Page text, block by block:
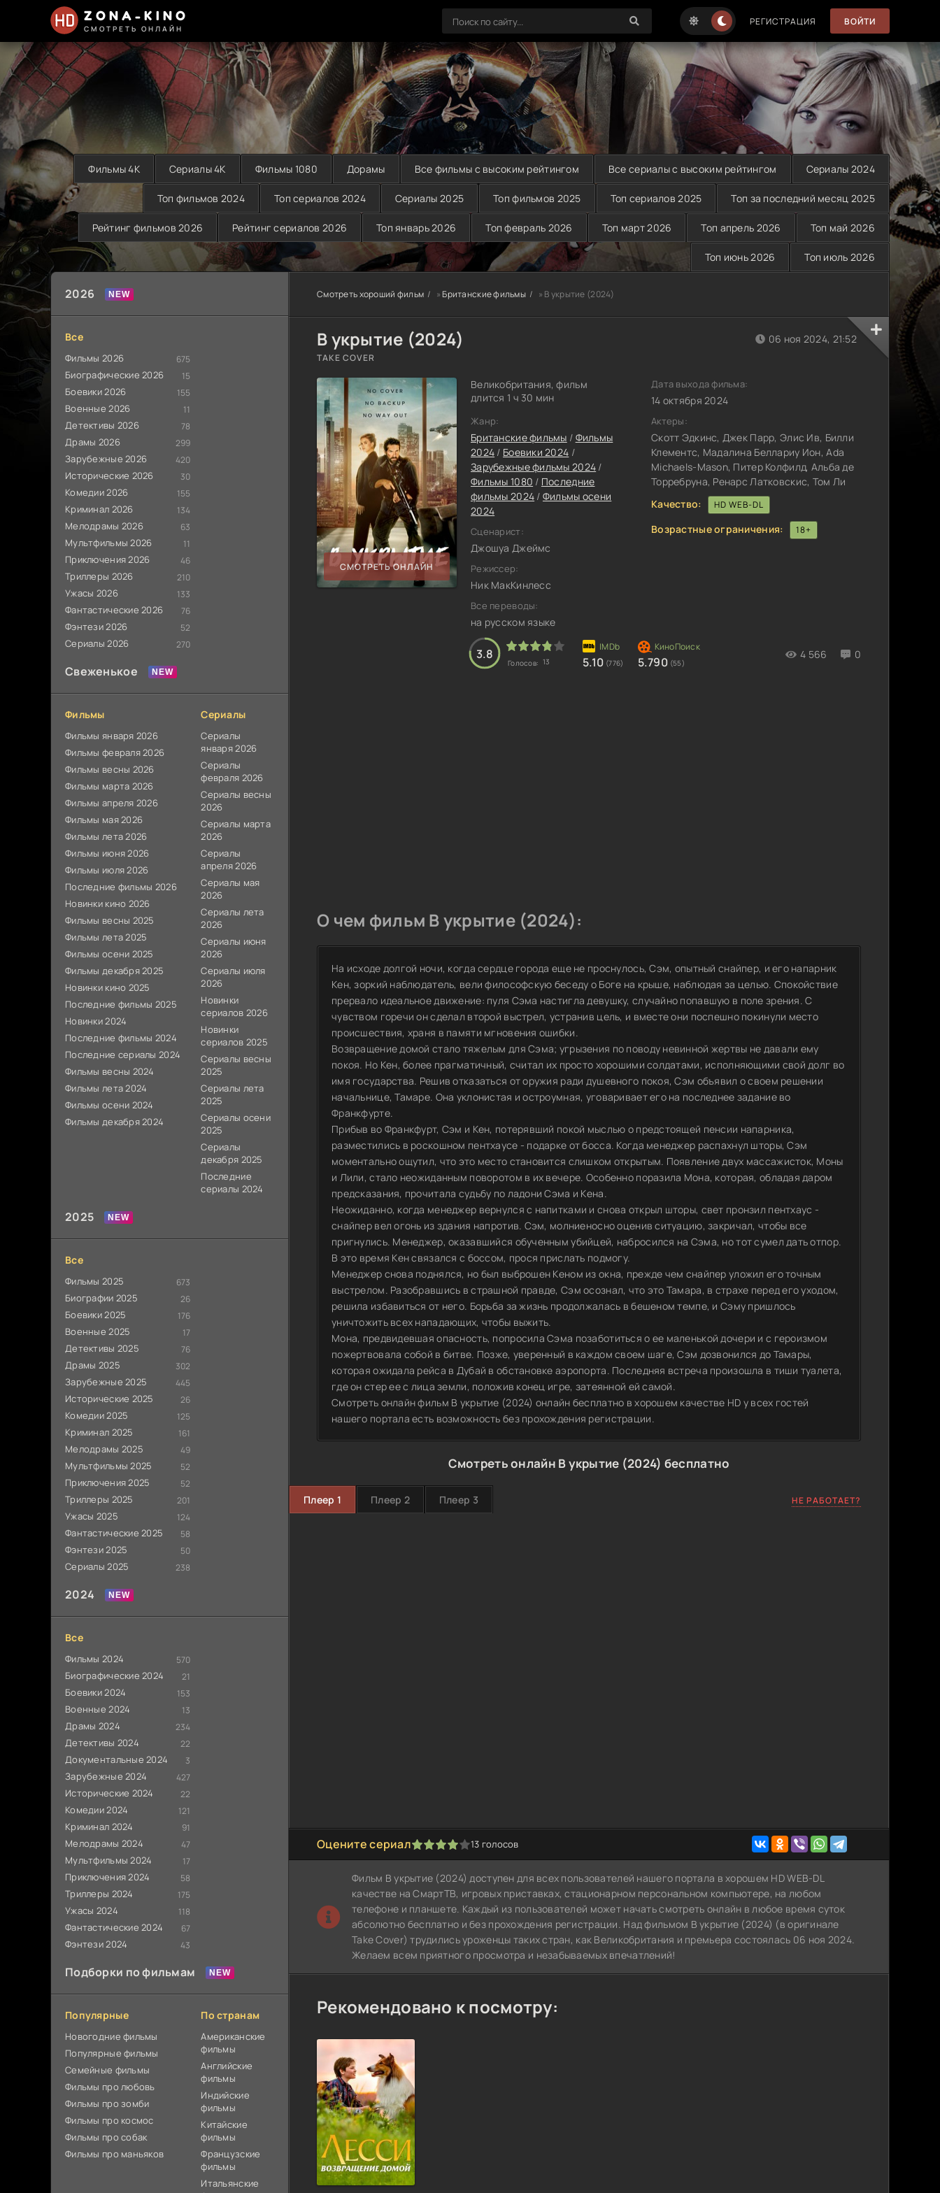
ZONA-KINO
СМОТРЕТЬ ОНЛАЙН
РЕГИСТРАЦИЯ ВОЙТИ
Фильмы 4K Сериалы 4K Фильмы 1080 Дорамы Все фильмы с высоким рейтингом Все сериалы с высоким рейтингом Сериалы 2024
Топ фильмов 2024 Топ сериалов 2024 Сериалы 2025 Топ фильмов 2025 Топ сериалов 2025 Топ за последний месяц 2025
Рейтинг фильмов 2026 Рейтинг сериалов 2026 Топ январь 2026 Топ февраль 2026 Топ март 2026 Топ апрель 2026 Топ май 2026
Топ июнь 2026 Топ июль 2026
2026
Все
Фильмы 2026 675
Биографические 2026 15
Боевики 2026 155
Военные 2026 11
Детективы 2026 78
Драмы 2026 299
Зарубежные 2026 420
Исторические 2026 30
Комедии 2026 155
Криминал 2026 134
Мелодрамы 2026 63
Мультфильмы 2026 11
Приключения 2026 46
Триллеры 2026 210
Ужасы 2026 133
Фантастические 2026 76
Фэнтези 2026 52
Сериалы 2026 270
Свеженькое
Фильмы
Фильмы января 2026
Фильмы февраля 2026
Фильмы весны 2026
Фильмы марта 2026
Фильмы апреля 2026
Фильмы мая 2026
Фильмы лета 2026
Фильмы июня 2026
Фильмы июля 2026
Последние фильмы 2026
Новинки кино 2026
Фильмы весны 2025
Фильмы лета 2025
Фильмы осени 2025
Фильмы декабря 2025
Новинки кино 2025
Последние фильмы 2025
Новинки 2024
Последние фильмы 2024
Последние сериалы 2024
Фильмы весны 2024
Фильмы лета 2024
Фильмы осени 2024
Фильмы декабря 2024
Сериалы
Сериалы
января 2026
Сериалы
февраля 2026
Сериалы весны
2026
Сериалы марта
2026
Сериалы
апреля 2026
Сериалы мая
2026
Сериалы лета
2026
Сериалы июня
2026
Сериалы июля
2026
Новинки
сериалов 2026
Новинки
сериалов 2025
Сериалы весны
2025
Сериалы лета
2025
Сериалы осени
2025
Сериалы
декабря 2025
Последние
сериалы 2024
2025
Все
Фильмы 2025 673
Биографии 2025 26
Боевики 2025 176
Военные 2025 17
Детективы 2025 76
Драмы 2025 302
Зарубежные 2025 445
Исторические 2025 26
Комедии 2025 125
Криминал 2025 161
Мелодрамы 2025 49
Мультфильмы 2025 52
Приключения 2025 52
Триллеры 2025 201
Ужасы 2025 124
Фантастические 2025 58
Фэнтези 2025 50
Сериалы 2025 238
2024
Все
Фильмы 2024 570
Биографические 2024 21
Боевики 2024 153
Военные 2024 13
Драмы 2024 234
Детективы 2024 22
Документальные 2024 3
Зарубежные 2024 427
Исторические 2024 22
Комедии 2024 121
Криминал 2024 91
Мелодрамы 2024 47
Мультфильмы 2024 17
Приключения 2024 58
Триллеры 2024 175
Ужасы 2024 118
Фантастические 2024 67
Фэнтези 2024 43
Подборки по фильмам
Популярные
Новогодние фильмы
Популярные фильмы
Cемейные фильмы
Фильмы про любовь
Фильмы про зомби
Фильмы про космос
Фильмы про собак
Фильмы про маньяков
По странам
Американские
фильмы
Английские
фильмы
Индийские
фильмы
Китайские
фильмы
Французские
фильмы
Итальянские
Смотреть хороший фильм »Британские фильмы » В укрытие (2024)
В укрытие (2024)
TAKE COVER
СМОТРЕТЬ ОНЛАЙН
Великобритания, фильм
длится 1 ч 30 мин
Жанр:
Британские фильмы / Фильмы
2024 / Боевики 2024 /
Зарубежные фильмы 2024 /
Фильмы 1080 / Последние
фильмы 2024 / Фильмы осени
2024
Сценарист:
Джошуа Джеймс
Режиссер:
Ник МакКинлесс
Все переводы:
на русском языке
3.8
Голосов: 13 5.10 (776) 5.790 (55)
4 566 0
06 ноя 2024, 21:52
Дата выхода фильма:
14 октября 2024
Актеры:
Скотт Эдкинс, Джек Парр, Элис Ив, Билли
Клементс, Мадалина Беллариу Ион, Ada
Michaels-Mason, Питер Колфилд, Альба де
Торребруна, Ренарс Латковскис, Том Ли
Качество:
HD WEB-DL
Возрастные ограничения: 18+
О чем фильм В укрытие (2024):
На исходе долгой ночи, когда сердце города еще не проснулось, Сэм, опытный снайпер, и его напарник
Кен, зоркий наблюдатель, вели философскую беседу о Боге на крыше, наблюдая за целью. Спокойствие
прервало идеальное движение: пуля Сэма настигла девушку, случайно попавшую в поле зрения. С
чувством горечи он сделал второй выстрел, устранив цель, и вместе они поспешно покинули место
происшествия, храня в памяти мгновения ошибки.
Возвращение домой стало тяжелым для Сэма; угрызения по поводу невинной жертвы не давали ему
покоя. Но Кен, более прагматичный, считал их просто хорошими солдатами, исполняющими свой долг во
имя государства. Решив отказаться от оружия ради душевного покоя, Сэм объявил о своем решении
начальнице, Тамаре. Она уклонистая и остроумная, уговаривает его на последнее задание во
Франкфурте.
Прибыв во Франкфурт, Сэм и Кен, потерявший покой мыслью о предстоящей пенсии напарника,
разместились в роскошном пентхаусе - подарке от босса. Когда менеджер распахнул шторы, Сэм
моментально ощутил, что это место становится слишком открытым. Появление двух массажисток, Моны
и Лили, стало неожиданным поворотом в их вечере. Особенно поразила Мона, которая, обладая даром
предсказания, прочитала судьбу по ладони Сэма и Кена.
Неожиданно, когда менеджер вернулся с напитками и снова открыл шторы, свет пронзил пентхаус -
снайпер вел огонь из здания напротив. Сэм, молниеносно оценив ситуацию, закричал, чтобы все
пригнулись. Менеджер, оказавшийся обученным убийцей, набросился на Сэма, но тот сумел дать отпор.
В это время Кен связался с боссом, прося прислать подмогу.
Менеджер снова поднялся, но был выброшен Кеном из окна, прежде чем снайпер уложил его точным
выстрелом. Разобравшись в страшной правде, Сэм осознал, что это Тамара, в страхе перед его уходом,
решила избавиться от него. Борьба за жизнь продолжалась в бешеном темпе, и Сэму пришлось
уничтожить всех нападающих, чтобы выжить.
Мона, предвидевшая опасность, попросила Сэма позаботиться о ее маленькой дочери и с героизмом
пожертвовала собой в битве. Позже, уверенный в каждом своем шаге, Сэм дозвонился до Тамары,
которая ожидала рейса в Дубай в обстановке аэропорта. Последняя встреча произошла в тиши туалета,
где он стер ее с лица земли, положив конец игре, затеянной ей самой.
Смотреть онлайн фильм В укрытие (2024) онлайн бесплатно в хорошем качестве HD у всех гостей
нашего портала есть возможность без прохождения регистрации.
Смотреть онлайн В укрытие (2024) бесплатно
Плеер 1 Плеер 2 Плеер 3 НЕ РАБОТАЕТ?
Оцените сериал
1 2 3 4 5 13 голосов
Фильм В укрытие (2024) доступен для всех пользователей нашего портала в хорошем HD WEB-DL
качестве на СмартТВ, игровых приставках, стационарном персональном компьютере, на любом
телефоне и планшете. Каждый из пользователей может начать смотреть онлайн в любое время суток
абсолютно бесплатно и без прохождения регистрации. Над фильмом В укрытие (2024) (в оригинале
Take Cover) трудились уроженцы таких стран, как Великобритания и премьера состоялась 06 ноя 2024.
Желаем всем приятного просмотра и незабываемых впечатлений!
Рекомендовано к посмотру: